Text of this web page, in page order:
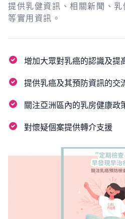
提供乳健資訊、相關新聞、
等實用資訊。
增加大眾對乳癌的認識及提
提供乳癌及其預防資訊的交
關注亞洲區內的乳房健康政
對懷疑個案提供轉介支援